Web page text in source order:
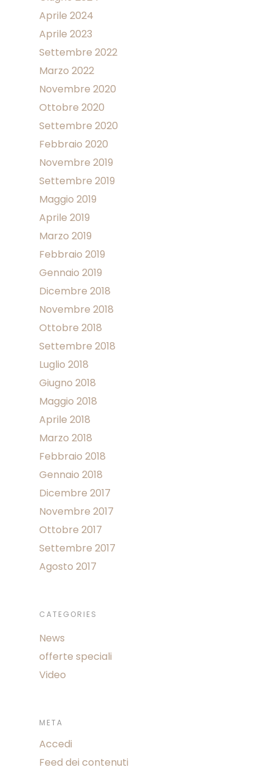
Aprile 2024
Aprile 2023
Settembre 2022
Marzo 2022
Novembre 2020
Ottobre 2020
Settembre 2020
Febbraio 2020
Novembre 2019
Settembre 2019
Maggio 2019
Aprile 2019
Marzo 2019
Febbraio 2019
Gennaio 2019
Dicembre 2018
Novembre 2018
Ottobre 2018
Settembre 2018
Luglio 2018
Giugno 2018
Maggio 2018
Aprile 2018
Marzo 2018
Febbraio 2018
Gennaio 2018
Dicembre 2017
Novembre 2017
Ottobre 2017
Settembre 2017
Agosto 2017
CATEGORIES
News
offerte speciali
Video
META
Accedi
Feed dei contenuti